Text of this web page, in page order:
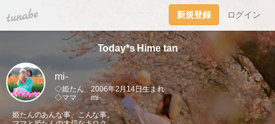
tuna.be 新規登録 ログイン
Today*s Hime tan
mi-
◇姫たん 2006年2月14日生まれ
◇ママ mi-
姫たんのあんな事、こんな事。